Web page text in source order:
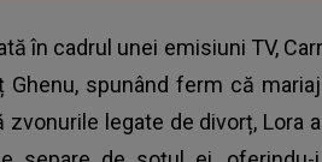
în cadrul unei emisiuni TV,
Ghenu, spunând ferm că
zvonurile legate de divorț, Lora